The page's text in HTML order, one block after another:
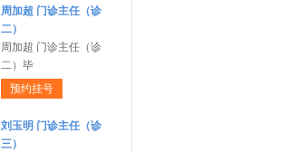
周加超 门诊主任（诊
二）
周加超 门诊主任（诊
二）毕
预约挂号
刘玉明 门诊主任（诊
三）